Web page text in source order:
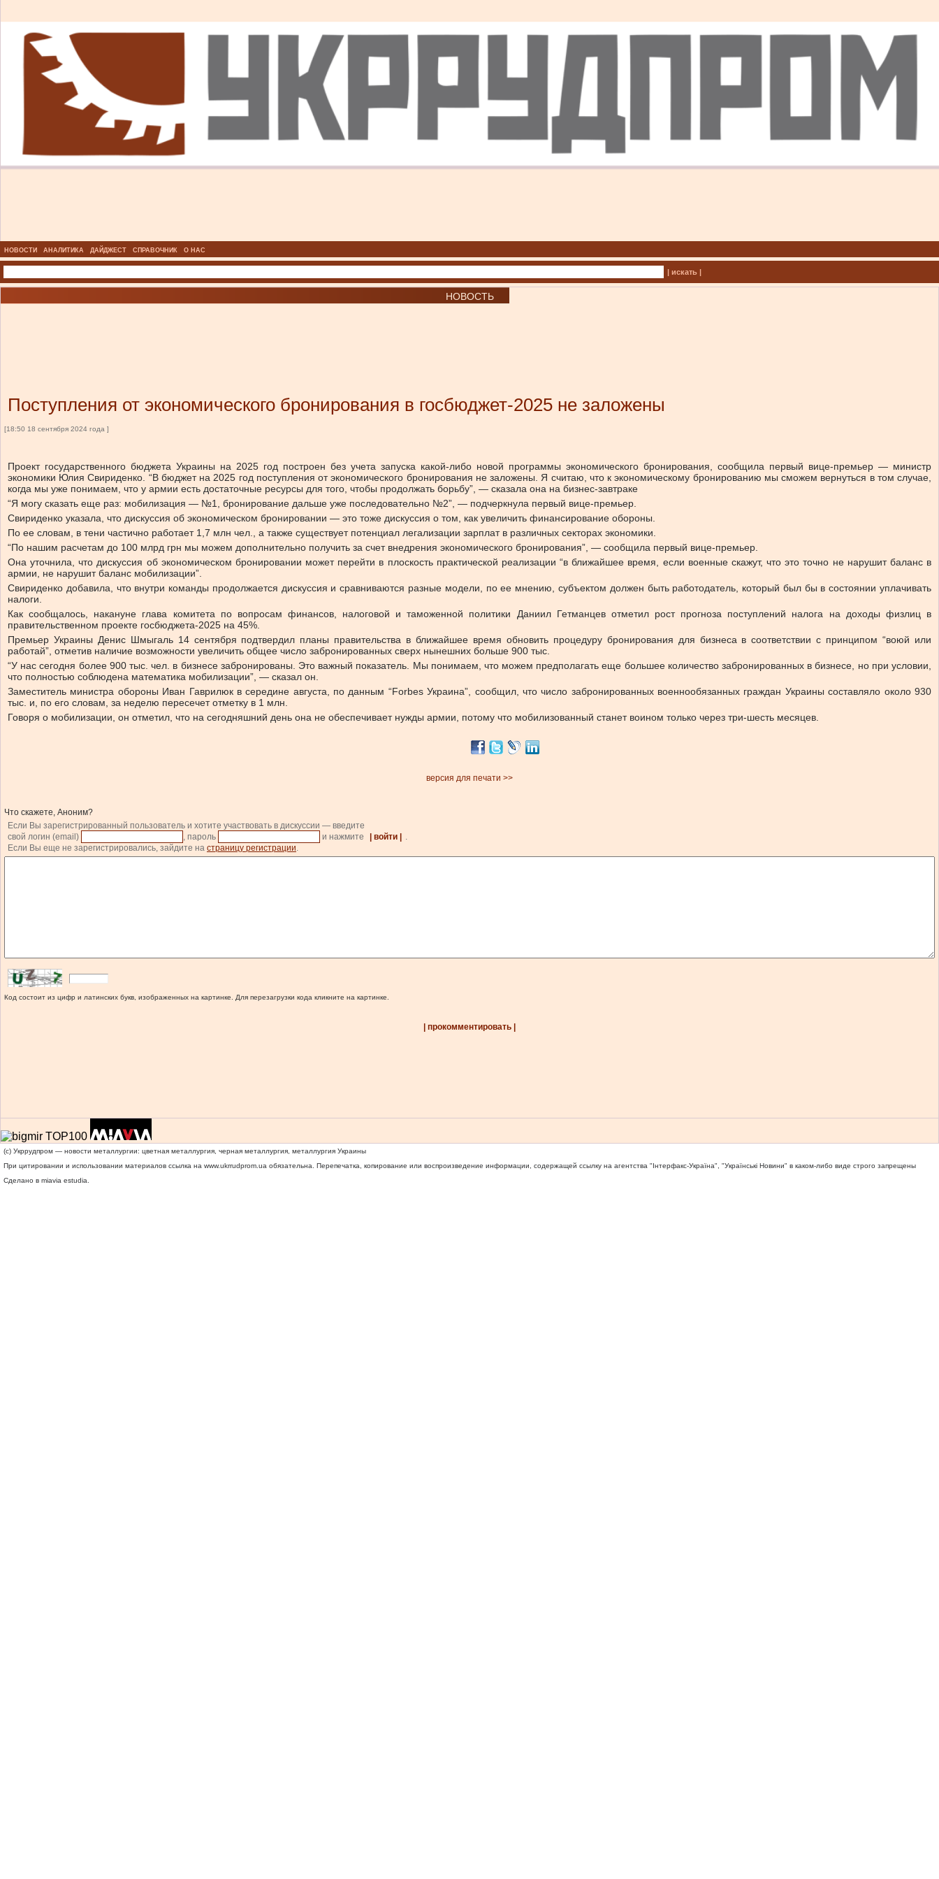
НОВОСТИ АНАЛИТИКА ДАЙДЖЕСТ СПРАВОЧНИК О НАС
| искать |
НОВОСТЬ
Поступления от экономического бронирования в госбюджет-2025 не заложены
[18:50 18 сентября 2024 года ]
Проект государственного бюджета Украины на 2025 год построен без учета запуска какой-либо новой программы экономического бронирования, сообщила первый вице-премьер — министр
экономики Юлия Свириденко. “В бюджет на 2025 год поступления от экономического бронирования не заложены. Я считаю, что к экономическому бронированию мы сможем вернуться в том случае,
когда мы уже понимаем, что у армии есть достаточные ресурсы для того, чтобы продолжать борьбу”, — сказала она на бизнес-завтраке
“Я могу сказать еще раз: мобилизация — №1, бронирование дальше уже последовательно №2”, — подчеркнула первый вице-премьер.
Свириденко указала, что дискуссия об экономическом бронировании — это тоже дискуссия о том, как увеличить финансирование обороны.
По ее словам, в тени частично работает 1,7 млн чел., а также существует потенциал легализации зарплат в различных секторах экономики.
“По нашим расчетам до 100 млрд грн мы можем дополнительно получить за счет внедрения экономического бронирования”, — сообщила первый вице-премьер.
Она уточнила, что дискуссия об экономическом бронировании может перейти в плоскость практической реализации “в ближайшее время, если военные скажут, что это точно не нарушит баланс в
армии, не нарушит баланс мобилизации”.
Свириденко добавила, что внутри команды продолжается дискуссия и сравниваются разные модели, по ее мнению, субъектом должен быть работодатель, который был бы в состоянии уплачивать
налоги.
Как сообщалось, накануне глава комитета по вопросам финансов, налоговой и таможенной политики Даниил Гетманцев отметил рост прогноза поступлений налога на доходы физлиц в
правительственном проекте госбюджета-2025 на 45%.
Премьер Украины Денис Шмыгаль 14 сентября подтвердил планы правительства в ближайшее время обновить процедуру бронирования для бизнеса в соответствии с принципом “воюй или
работай”, отметив наличие возможности увеличить общее число забронированных сверх нынешних больше 900 тыс.
“У нас сегодня более 900 тыс. чел. в бизнесе забронированы. Это важный показатель. Мы понимаем, что можем предполагать еще большее количество забронированных в бизнесе, но при условии,
что полностью соблюдена математика мобилизации”, — сказал он.
Заместитель министра обороны Иван Гаврилюк в середине августа, по данным “Forbes Украина”, сообщил, что число забронированных военнообязанных граждан Украины составляло около 930
тыс. и, по его словам, за неделю пересечет отметку в 1 млн.
Говоря о мобилизации, он отметил, что на сегодняшний день она не обеспечивает нужды армии, потому что мобилизованный станет воином только через три-шесть месяцев.
версия для печати >>
Что скажете, Аноним?
Если Вы зарегистрированный пользователь и хотите участвовать в дискуссии — введите
свой логин (email)
, пароль и нажмите | войти |
.
Если Вы еще не зарегистрировались, зайдите на страницу регистрации.
Код состоит из цифр и латинских букв, изображенных на картинке. Для перезагрузки кода кликните на картинке.
| прокомментировать |
(c) Укррудпром — новости металлургии: цветная металлургия, черная металлургия, металлургия Украины
При цитировании и использовании материалов ссылка на www.ukrrudprom.ua обязательна. Перепечатка, копирование или воспроизведение информации, содержащей ссылку на агентства "Iнтерфакс-Україна", "Українськi Новини" в каком-либо виде строго запрещены
Сделано в miavia estudia.